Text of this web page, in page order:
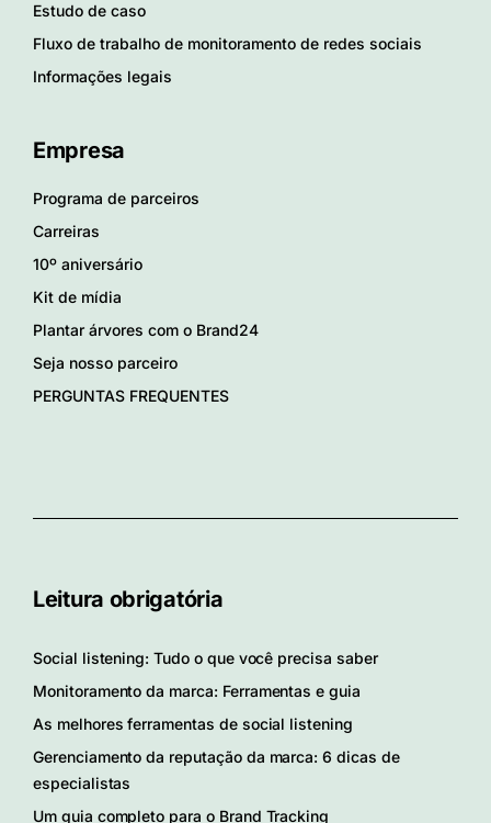
Estudo de caso
Fluxo de trabalho de monitoramento de redes sociais
Informações legais
Empresa
Programa de parceiros
Carreiras
10º aniversário
Kit de mídia
Plantar árvores com o Brand24
Seja nosso parceiro
PERGUNTAS FREQUENTES
Leitura obrigatória
Social listening: Tudo o que você precisa saber
Monitoramento da marca: Ferramentas e guia
As melhores ferramentas de social listening
Gerenciamento da reputação da marca: 6 dicas de
especialistas
Um guia completo para o Brand Tracking